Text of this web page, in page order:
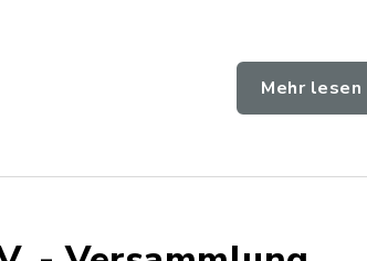
Mehr lesen